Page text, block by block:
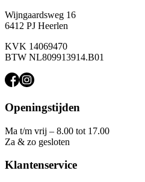
Wijngaardsweg 16
6412 PJ Heerlen
KVK 14069470
BTW NL809913914.B01
Openingstijden
Ma t/m vrij – 8.00 tot 17.00
Za & zo gesloten
Klantenservice